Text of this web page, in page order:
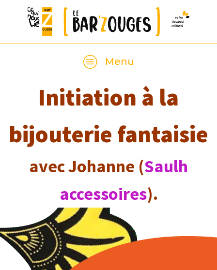
Menu
Initiation à la
bijouterie fantaisie
avec Johanne (Saulh
accessoires).